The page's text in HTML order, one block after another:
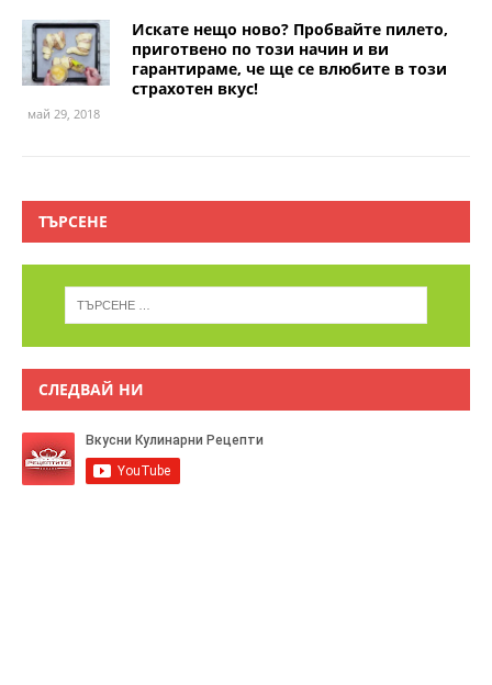
Искате нещо ново? Пробвайте пилето,
приготвено по този начин и ви
гарантираме, че ще се влюбите в този
страхотен вкус!
май 29, 2018
ТЪРСЕНЕ
СЛЕДВАЙ НИ